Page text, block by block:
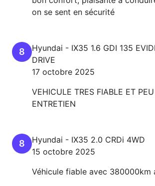
on se sent en sécurité
8 Hyundai - IX35 1.6 GDI 135
DRIVE
17 octobre 2025
VEHICULE TRES FIABLE ET
ENTRETIEN
8 Hyundai - IX35 2.0 CRDi 4WD
15 octobre 2025
Véhicule fiable avec 380000km